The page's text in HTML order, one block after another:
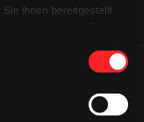
ihnen bereitgestellt